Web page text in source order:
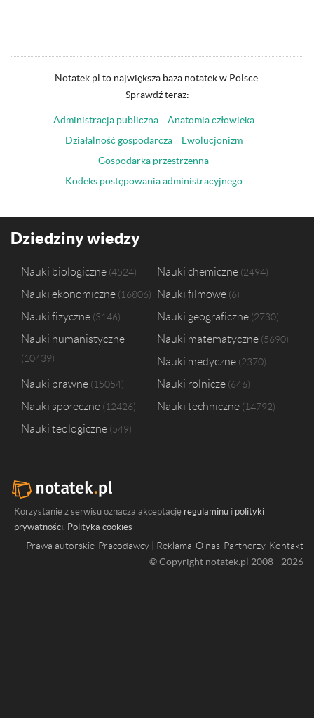
Notatek.pl to największa baza notatek w Polsce.
Sprawdź teraz:
Administracja publiczna
Anatomia człowieka
Działalność gospodarcza
Ewolucjonizm
Gospodarka przestrzenna
Kodeks postępowania administracyjnego
Dziedziny wiedzy
Nauki biologiczne 4524 Nauki chemiczne 2494
Nauki ekonomiczne 16806 Nauki filmowe 6
Nauki fizyczne 3146 Nauki geograficzne 2730
Nauki humanistyczne
10439
Nauki matematyczne 5690
Nauki medyczne 2370
Nauki prawne 15054 Nauki rolnicze 646
Nauki społeczne 12426 Nauki techniczne 14792
Nauki teologiczne 549
Korzystanie z serwisu oznacza akceptację regulaminu i polityki
prywatności. Polityka cookies
Prawa autorskie Pracodawcy | Reklama O nas Partnerzy Kontakt
© Copyright notatek.pl 2008 - 2026